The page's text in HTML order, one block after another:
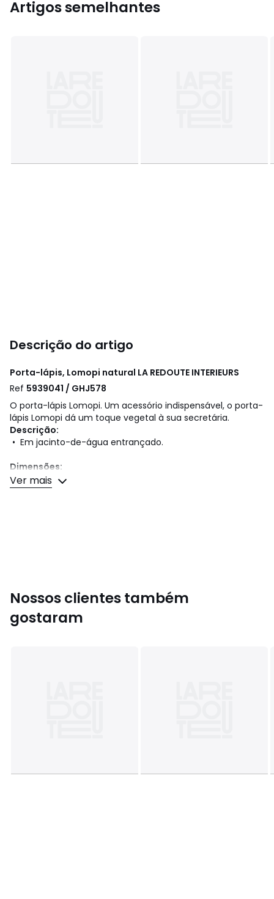
Artigos semelhantes
Descrição do artigo
Porta-lápis, Lomopi natural LA REDOUTE INTERIEURS
Ref 5939041 / GHJ578
O porta-lápis Lomopi. Um acessório indispensável, o porta-
lápis Lomopi dá um toque vegetal à sua secretária.
Descrição:
• Em jacinto-de-água entrançado.
Dimensões:
• Larg. 8 x alt. 10 x prof. 8 cm.
Ver mais
Nossos clientes também
gostaram